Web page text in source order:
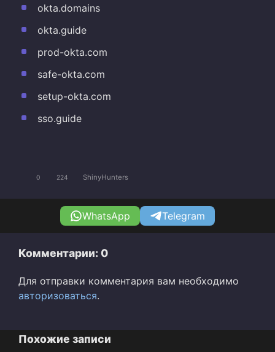
okta.domains
okta.guide
prod-okta.com
safe-okta.com
setup-okta.com
sso.guide
0 224 ShinyHunters
WhatsApp Telegram
Комментарии: 0
Для отправки комментария вам необходимо
авторизоваться.
Похожие записи